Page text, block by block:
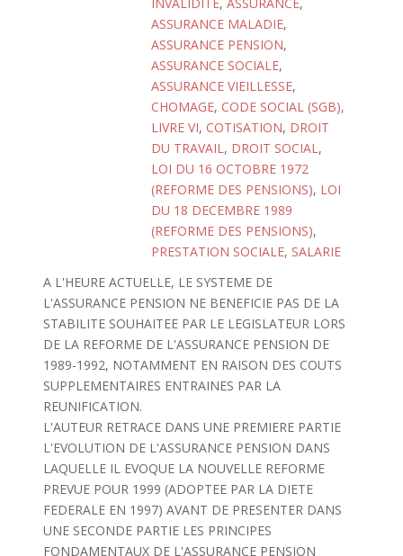
ASSURANCE MALADIE,
ASSURANCE PENSION,
ASSURANCE SOCIALE,
ASSURANCE VIEILLESSE,
CHOMAGE, CODE SOCIAL (SGB),
LIVRE VI, COTISATION, DROIT
DU TRAVAIL, DROIT SOCIAL,
LOI DU 16 OCTOBRE 1972
(REFORME DES PENSIONS), LOI
DU 18 DECEMBRE 1989
(REFORME DES PENSIONS),
PRESTATION SOCIALE, SALARIE
A L'HEURE ACTUELLE, LE SYSTEME DE
L'ASSURANCE PENSION NE BENEFICIE PAS DE LA
STABILITE SOUHAITEE PAR LE LEGISLATEUR LORS
DE LA REFORME DE L'ASSURANCE PENSION DE
1989-1992, NOTAMMENT EN RAISON DES COUTS
SUPPLEMENTAIRES ENTRAINES PAR LA
REUNIFICATION.
L'AUTEUR RETRACE DANS UNE PREMIERE PARTIE
L'EVOLUTION DE L'ASSURANCE PENSION DANS
LAQUELLE IL EVOQUE LA NOUVELLE REFORME
PREVUE POUR 1999 (ADOPTEE PAR LA DIETE
FEDERALE EN 1997) AVANT DE PRESENTER DANS
UNE SECONDE PARTIE LES PRINCIPES
FONDAMENTAUX DE L'ASSURANCE PENSION